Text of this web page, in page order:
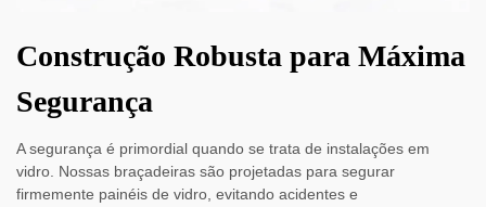
Construção Robusta para Máxima
Segurança
A segurança é primordial quando se trata de instalações em
vidro. Nossas braçadeiras são projetadas para segurar
firmemente painéis de vidro, evitando acidentes e